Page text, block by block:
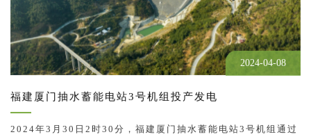
2024-04-08
福建厦门抽水蓄能电站3号机组投产发电
2024年3月30日2时30分，福建厦门抽水蓄能电站3号机组通过